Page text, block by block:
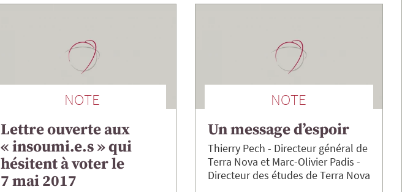
NOTE
Lettre ouverte aux
« insoumi.e.s » qui
hésitent à voter le
7 mai 2017
NOTE
Un message d’espoir
Thierry Pech
Directeur général de
Terra Nova
Marc-Olivier Padis
Directeur des études de Terra Nova